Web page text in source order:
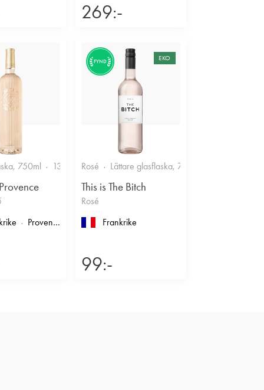
269:-
750ml 13% Friskt & Bärigt
Provence , Côtes de Provence
FYND EKO
Rosé Lättare glasflaska, 750ml
This is The Bitch
Rosé
Frankrike
99:-